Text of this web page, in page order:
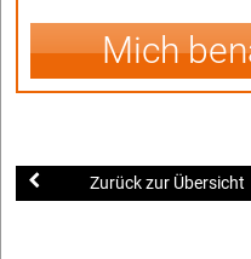
Mich
Zurück zur Übersicht